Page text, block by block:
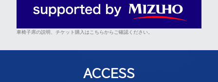
車椅子席の説明、チケット購入はこちらからご確認ください。
ACCESS